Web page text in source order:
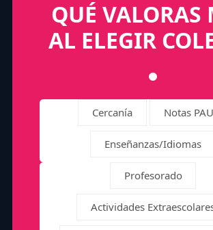
QUÉ VALORAS
AL ELEGIR
Cercanía Notas PAU
Enseñanzas/Idiomas
Profesorado
Actividades